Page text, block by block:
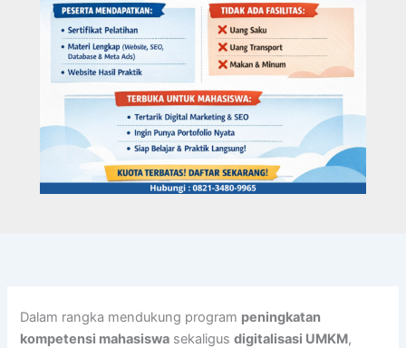
Dalam rangka mendukung program peningkatan
kompetensi mahasiswa sekaligusdigitalisasi UMKM,